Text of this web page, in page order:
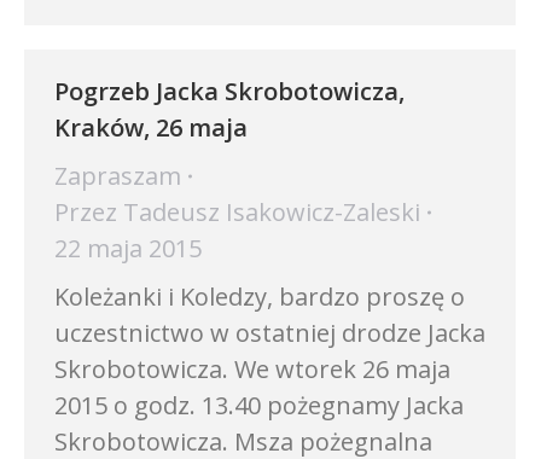
Pogrzeb Jacka Skrobotowicza,
Kraków, 26 maja
Zapraszam
Przez Tadeusz Isakowicz-Zaleski
22 maja 2015
Koleżanki i Koledzy, bardzo proszę o
uczestnictwo w ostatniej drodze Jacka
Skrobotowicza. We wtorek 26 maja
2015 o godz. 13.40 pożegnamy Jacka
Skrobotowicza. Msza pożegnalna